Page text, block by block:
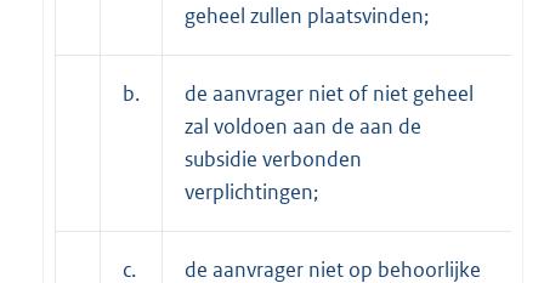
geheel zullen plaatsvinden;
b.
de aanvrager niet of niet geheel
zal voldoen aan de aan de
subsidie verbonden
verplichtingen;
c. de aanvrager niet op behoorlijke